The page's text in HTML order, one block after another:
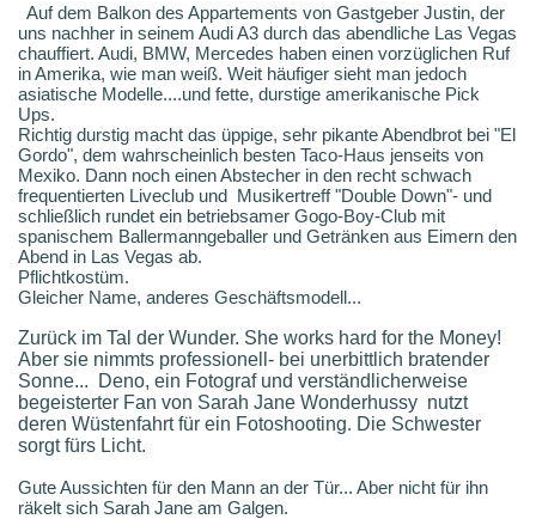
Auf dem Balkon des Appartements von Gastgeber Justin, der
uns nachher in seinem Audi A3 durch das abendliche Las Vegas
chauffiert. Audi, BMW, Mercedes haben einen vorzüglichen Ruf
in Amerika, wie man weiß. Weit häufiger sieht man jedoch
asiatische Modelle....und fette, durstige amerikanische Pick
Ups.
Richtig durstig macht das üppige, sehr pikante Abendbrot bei "El
Gordo", dem wahrscheinlich besten Taco-Haus jenseits von
Mexiko. Dann noch einen Abstecher in den recht schwach
frequentierten Liveclub und Musikertreff "Double Down"- und
schließlich rundet ein betriebsamer Gogo-Boy-Club mit
spanischem Ballermanngeballer und Getränken aus Eimern den
Abend in Las Vegas ab.
Pflichtkostüm.
Gleicher Name, anderes Geschäftsmodell...
Zurück im Tal der Wunder. She works hard for the Money!
Aber sie nimmts professionell- bei unerbittlich bratender
Sonne... Deno, ein Fotograf und verständlicherweise
begeisterter Fan von Sarah Jane Wonderhussy nutzt
deren Wüstenfahrt für ein Fotoshooting. Die Schwester
sorgt fürs Licht.
Gute Aussichten für den Mann an der Tür... Aber nicht für ihn
räkelt sich Sarah Jane am Galgen.